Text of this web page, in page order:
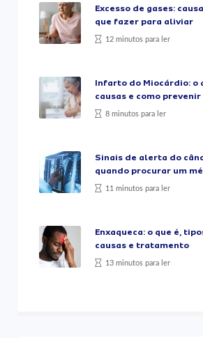
Excesso de gases:
que fazer para aliviar
12 minutos para ler
Infarto do Miocárdio: o
causas e como prevenir
8 minutos para ler
Sinais de alerta do
quando procurar um
11 minutos para ler
Enxaqueca: o que é,
causas e tratamento
13 minutos para ler